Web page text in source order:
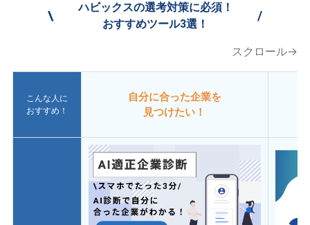
\
ハビックスの選考対策に必須！
おすすめツール3選！
/
スクロール→
こんな人に
おすすめ！
自分に合った企業を
見つけたい！